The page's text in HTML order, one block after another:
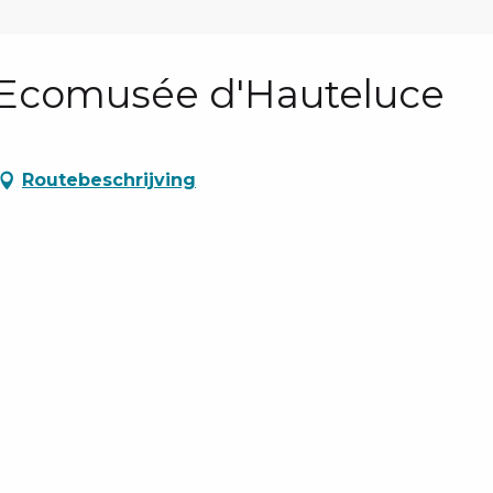
d'Hauteluce
Routebeschrijving